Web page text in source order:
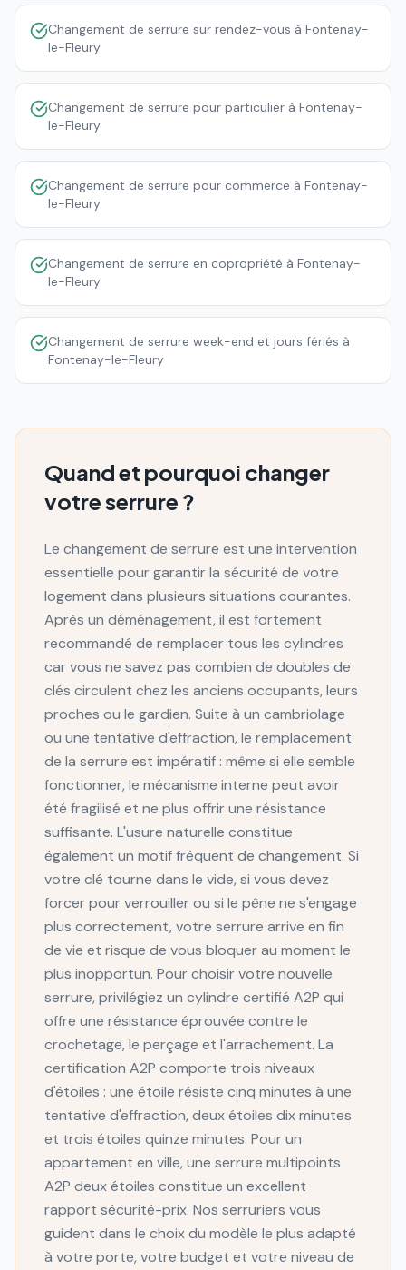
Changement de serrure sur rendez-vous à Fontenay-
le-Fleury
Changement de serrure pour particulier à Fontenay-
le-Fleury
Changement de serrure pour commerce à Fontenay-
le-Fleury
Changement de serrure en copropriété à Fontenay-
le-Fleury
Changement de serrure week-end et jours fériés à
Fontenay-le-Fleury
Quand et pourquoi changer
votre serrure ?
Le changement de serrure est une intervention
essentielle pour garantir la sécurité de votre
logement dans plusieurs situations courantes.
Après un déménagement, il est fortement
recommandé de remplacer tous les cylindres
car vous ne savez pas combien de doubles de
clés circulent chez les anciens occupants, leurs
proches ou le gardien. Suite à un cambriolage
ou une tentative d'effraction, le remplacement
de la serrure est impératif : même si elle semble
fonctionner, le mécanisme interne peut avoir
été fragilisé et ne plus offrir une résistance
suffisante. L'usure naturelle constitue
également un motif fréquent de changement. Si
votre clé tourne dans le vide, si vous devez
forcer pour verrouiller ou si le pêne ne s'engage
plus correctement, votre serrure arrive en fin
de vie et risque de vous bloquer au moment le
plus inopportun. Pour choisir votre nouvelle
serrure, privilégiez un cylindre certifié A2P qui
offre une résistance éprouvée contre le
crochetage, le perçage et l'arrachement. La
certification A2P comporte trois niveaux
d'étoiles : une étoile résiste cinq minutes à une
tentative d'effraction, deux étoiles dix minutes
et trois étoiles quinze minutes. Pour un
appartement en ville, une serrure multipoints
A2P deux étoiles constitue un excellent
rapport sécurité-prix. Nos serruriers vous
guident dans le choix du modèle le plus adapté
à votre porte, votre budget et votre niveau de